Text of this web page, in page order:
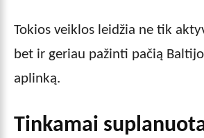
Tokios veiklos leidžia ne tik
bet ir geriau pažinti pačią
aplinką.
Tinkamai